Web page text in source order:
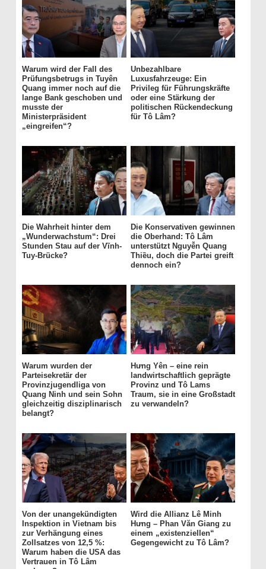
Warum wird der Fall des
Prüfungsbetrugs in Tuyên
Quang immer noch auf die
lange Bank geschoben und
musste der
Ministerpräsident
„eingreifen“?
Unbezahlbare
Luxusfahrzeuge: Ein
Privileg für Führungskräfte
oder eine Stärkung der
politischen Rückendeckung
für Tô Lâm?
Die Wahrheit hinter dem
„Wunderwachstum“: Drei
Stunden Stau auf der Vĩnh-
Tuy-Brücke?
Die Konservativen gewinnen
die Oberhand: Tô Lâm
unterstützt Nguyễn Quang
Thiều, doch die Partei greift
dennoch ein?
Warum wurden der
Parteisekretär der
Provinzjugendliga von
Quang Ninh und sein Sohn
gleichzeitig disziplinarisch
belangt?
Hưng Yên – eine rein
landwirtschaftlich geprägte
Provinz und Tô Lams
Traum, sie in eine Großstadt
zu verwandeln?
Von der unangekündigten
Inspektion in Vietnam bis
zur Verhängung eines
Zollsatzes von 12,5 %:
Warum haben die USA das
Vertrauen in Tô Lâm
Wird die Allianz Lê Minh
Hưng – Phan Văn Giang zu
einem „existenziellen“
Gegengewicht zu Tô Lâm?